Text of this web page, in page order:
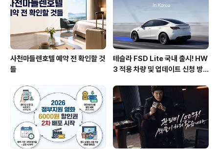
사천마들렌호텔 예약 전 확인할 것
들
테슬라 FSD Lite 국내 출시! HW
3 적용 차량 및 업데이트 신청 방